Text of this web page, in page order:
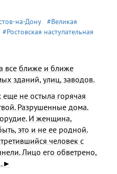
на-Дону
#Великая
#Ростовская наступательная
все ближе и ближе
зданий, улиц, заводов.
не остыла горячая
Разрушенные дома.
И женщина,
это и не ее родной.
человек с
Лицо его обветрено,